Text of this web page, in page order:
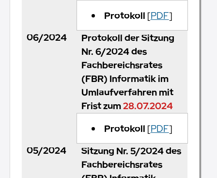
Protokoll [PDF]
06/2024
Protokoll der Sitzung
Nr. 6/2024 des
Fachbereichsrates
(FBR) Informatik im
Umlaufverfahren mit
Frist zum28.07.2024
Protokoll [PDF]
05/2024
Sitzung Nr. 5/2024 des
Fachbereichsrates